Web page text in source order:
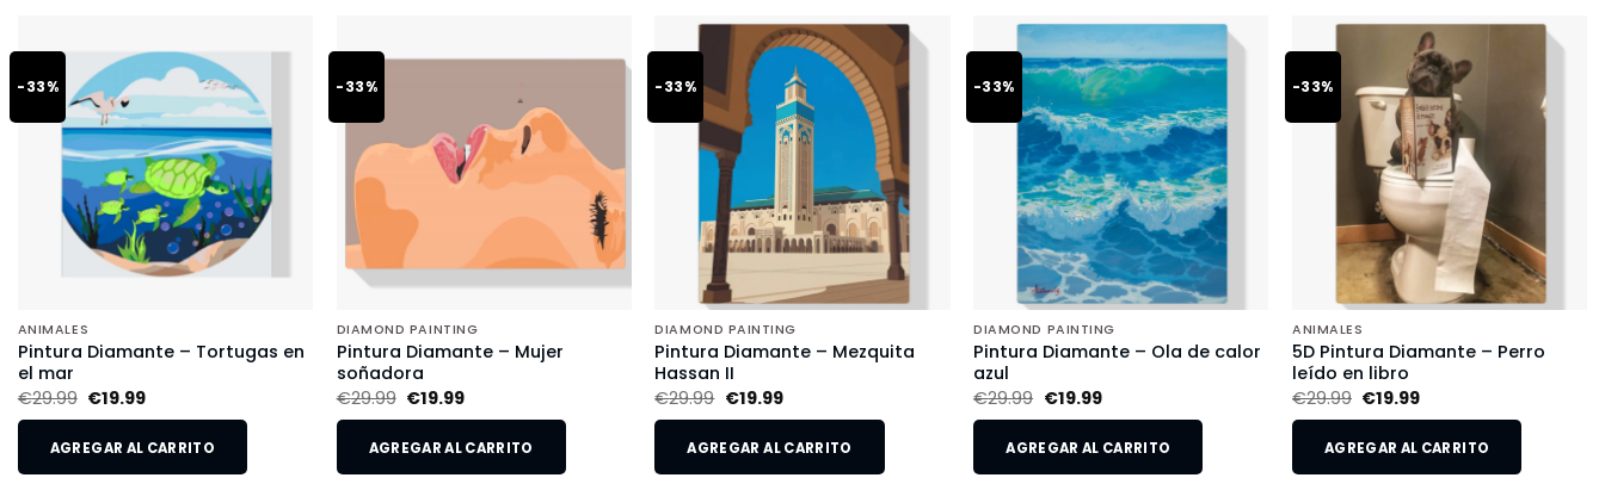
-33%
ANIMALES
Pintura Diamante – Tortugas en
el mar
€29.99 €19.99
AGREGAR AL CARRITO
-33%
DIAMOND PAINTING
Pintura Diamante – Mujer
soñadora
€29.99 €19.99
AGREGAR AL CARRITO
-33%
DIAMOND PAINTING
Pintura Diamante – Mezquita
Hassan II
€29.99 €19.99
AGREGAR AL CARRITO
-33%
DIAMOND PAINTING
Pintura Diamante – Ola de calor
azul
€29.99 €19.99
AGREGAR AL CARRITO
-33%
ANIMALES
5D Pintura Diamante – Perro
leído en libro
€29.99 €19.99
AGREGAR AL CARRITO